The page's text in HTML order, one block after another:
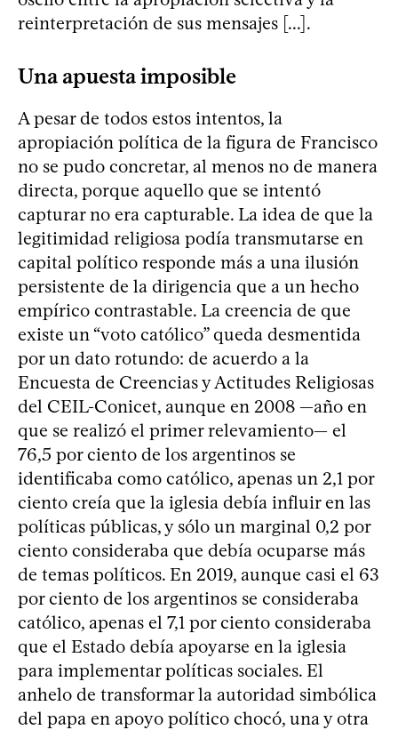
reinterpretación de sus mensajes [...].
Una apuesta imposible
A pesar de todos estos intentos, la
apropiación política de la figura de Francisco
no se pudo concretar, al menos no de manera
directa, porque aquello que se intentó
capturar no era capturable. La idea de que la
legitimidad religiosa podía transmutarse en
capital político responde más a una ilusión
persistente de la dirigencia que a un hecho
empírico contrastable. La creencia de que
existe un “voto católico” queda desmentida
por un dato rotundo: de acuerdo a la
Encuesta de Creencias y Actitudes Religiosas
del CEIL-Conicet, aunque en 2008 —año en
que se realizó el primer relevamiento— el
76,5 por ciento de los argentinos se
identificaba como católico, apenas un 2,1 por
ciento creía que la iglesia debía influir en las
políticas públicas, y sólo un marginal 0,2 por
ciento consideraba que debía ocuparse más
de temas políticos. En 2019, aunque casi el 63
por ciento de los argentinos se consideraba
católico, apenas el 7,1 por ciento consideraba
que el Estado debía apoyarse en la iglesia
para implementar políticas sociales. El
anhelo de transformar la autoridad simbólica
del papa en apoyo político chocó, una y otra